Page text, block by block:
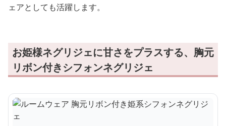
ェアとしても活躍します。
お姫様ネグリジェに甘さをプラスする、胸元
リボン付きシフォンネグリジェ